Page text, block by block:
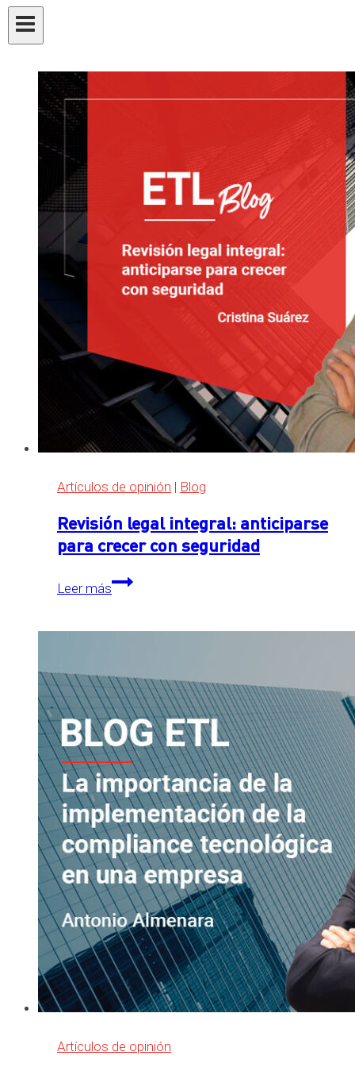
Artículos de opinión | Blog
Revisión legal integral: anticiparse
para crecer con seguridad
Leer más
Revisión
legal
crecer
con
seguridad
Artículos de opinión